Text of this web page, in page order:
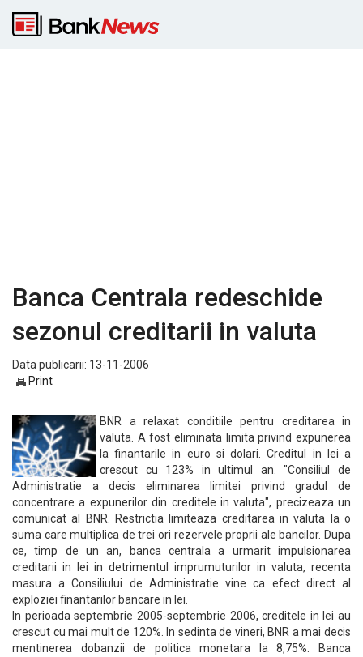
Banca Centrala redeschide
sezonul creditarii in valuta
Data publicarii: 13-11-2006
Print
BNR a relaxat conditiile pentru creditarea in
valuta. A fost eliminata limita privind expunerea
la finantarile in euro si dolari. Creditul in lei a
crescut cu 123% in ultimul an. "Consiliul de
Administratie a decis eliminarea limitei privind gradul de
concentrare a expunerilor din creditele in valuta", precizeaza un
comunicat al BNR. Restrictia limiteaza creditarea in valuta la o
suma care multiplica de trei ori rezervele proprii ale bancilor. Dupa
ce, timp de un an, banca centrala a urmarit impulsionarea
creditarii in lei in detrimentul imprumuturilor in valuta, recenta
masura a Consiliului de Administratie vine ca efect direct al
exploziei finantarilor bancare in lei.
In perioada septembrie 2005-septembrie 2006, creditele in lei au
crescut cu mai mult de 120%. In sedinta de vineri, BNR a mai decis
mentinerea dobanzii de politica monetara la 8,75%. Banca